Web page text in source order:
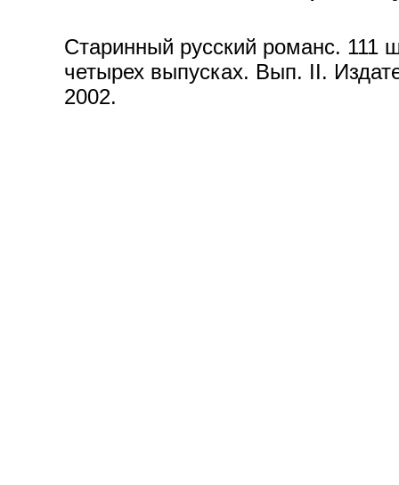
Старинный русский романс. 111
четырех выпусках. Вып. II.
2002.